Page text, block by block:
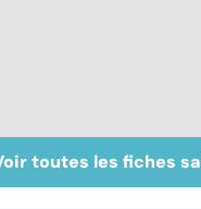
: nos
toutes les fiches